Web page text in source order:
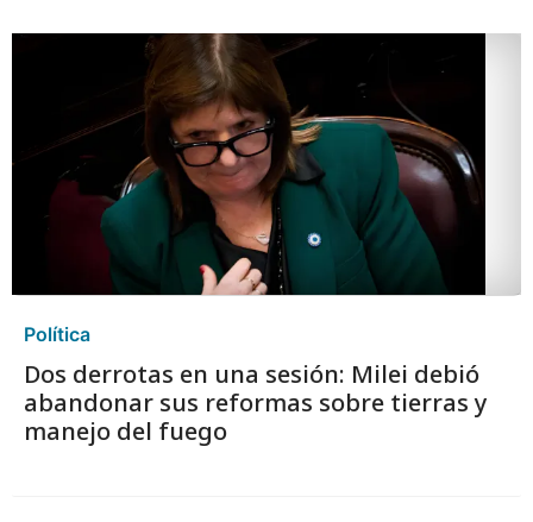
Política
Dos derrotas en una sesión: Milei debió
abandonar sus reformas sobre tierras y
manejo del fuego